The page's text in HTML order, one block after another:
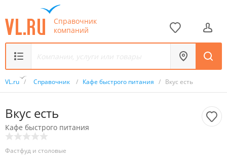
Справочник
компаний
VL.ru / Справочник / Кафе быстрого питания / Вкус есть
Вкус есть
Кафе быстрого питания
Фастфуд и столовые